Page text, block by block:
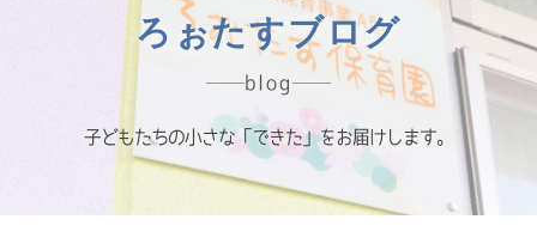
ろぉたすブログ
blog
子どもたちの小さな「できた」をお届けします。